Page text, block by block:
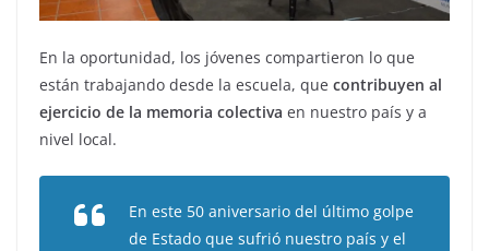
En la oportunidad, los jóvenes compartieron lo que
están trabajando desde la escuela, que contribuyen al
ejercicio de la memoria colectiva en nuestro país y a
nivel local.
En este 50 aniversario del último golpe
de Estado que sufrió nuestro país y el